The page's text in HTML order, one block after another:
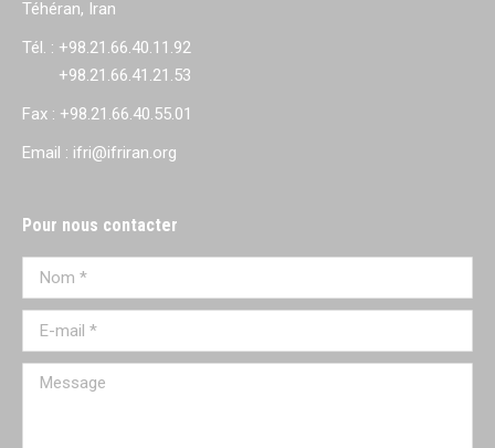
Téhéran, Iran
Tél. : +98.21.66.40.11.92
+98.21.66.41.21.53
Fax : +98.21.66.40.55.01
Email : ifri@ifriran.org
Pour nous contacter
Nom *
E-mail *
Message